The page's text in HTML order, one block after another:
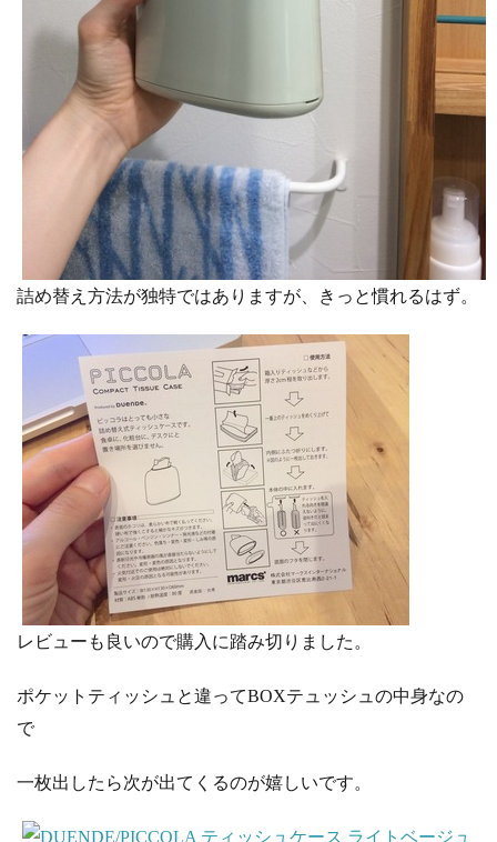
詰め替え方法が独特ではありますが、きっと慣れるはず。
レビューも良いので購入に踏み切りました。
ポケットティッシュと違ってBOXテュッシュの中身なの
で
一枚出したら次が出てくるのが嬉しいです。